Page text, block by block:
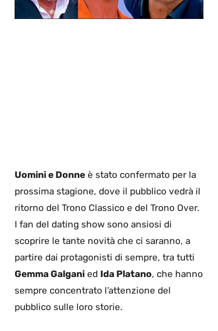
Uomini e Donne è stato confermato per la
prossima stagione, dove il pubblico vedrà il
ritorno del Trono Classico e del Trono Over.
I fan del dating show sono ansiosi di
scoprire le tante novità che ci saranno, a
partire dai protagonisti di sempre, tra tutti
Gemma Galgani ed Ida Platano, che hanno
sempre concentrato l’attenzione del
pubblico sulle loro storie.